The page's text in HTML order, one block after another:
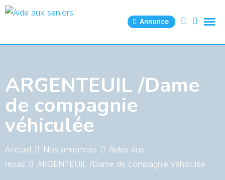
Skip
Annonce
ARGENTEUIL /Dame
de compagnie
véhiculée
Accueil Nos annonces
Aides aux
repas
ARGENTEUIL /Dame de compagnie véhiculée